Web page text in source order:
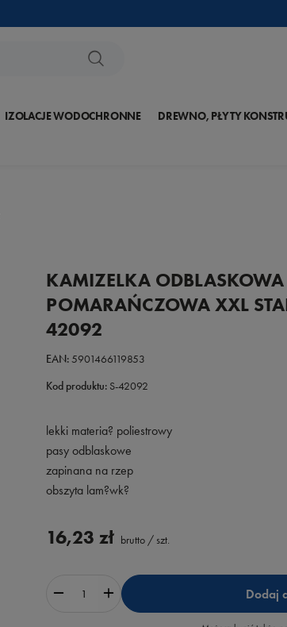
IZOLACJE WODOCHRONNE DREWNO, PŁYTY
KAMIZELKA
POMARAŃCZOWA XXL
42092
EAN:5901466119853
Kod produktu: S-42092
lekki materia? poliestrowy
pasy odblaskowe
zapinana na rzep
obszyta lam?wk?
16,23 zł brutto / szt.
Dodaj